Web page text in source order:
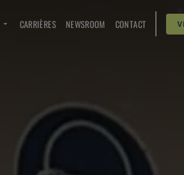
CARRIÈRES NEWSROOM CONTACT